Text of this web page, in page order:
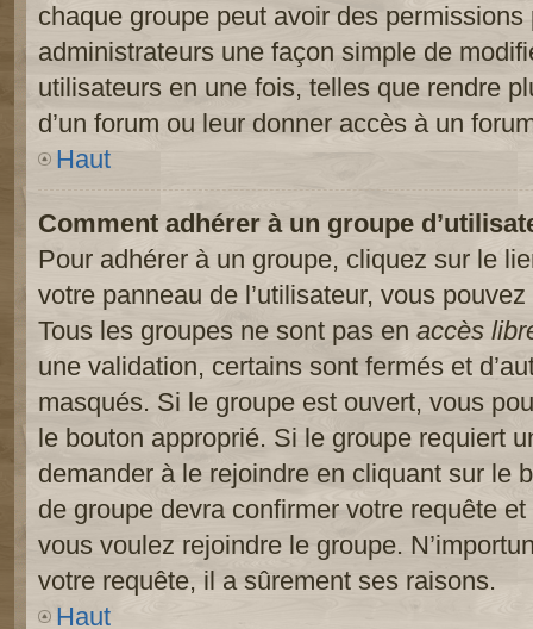
chaque groupe peut avoir des
administrateurs une façon simple de
utilisateurs en une fois, telles que rendre
d’un forum ou leur donner accès à un
Haut
Comment adhérer à un groupe
Pour adhérer à un groupe, cliquez sur le
votre panneau de l’utilisateur, vous
Tous les groupes ne sont pas en accès
une validation, certains sont fermés et
masqués. Si le groupe est ouvert, vous
le bouton approprié. Si le groupe requiert
demander à le rejoindre en cliquant sur le
de groupe devra confirmer votre requête
vous voulez rejoindre le groupe.
votre requête, il a sûrement ses raisons.
Haut